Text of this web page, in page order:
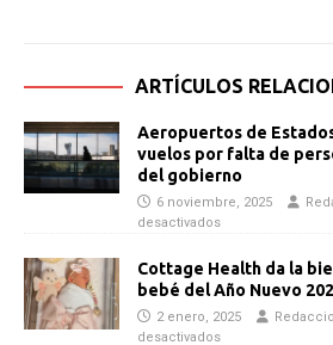
ARTÍCULOS
Aeropuertos de
vuelos por falta de
del gobierno
6 noviembre, 2025
desactivados
Cottage Health da la
bebé del Año Nuevo
2 enero, 2025
desactivados